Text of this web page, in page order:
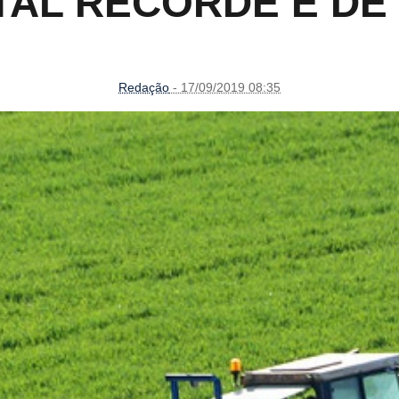
Redação - 17/09/2019 08:35